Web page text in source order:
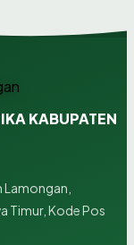
KABUPATEN
Lamongan,
Timur, Kode Pos